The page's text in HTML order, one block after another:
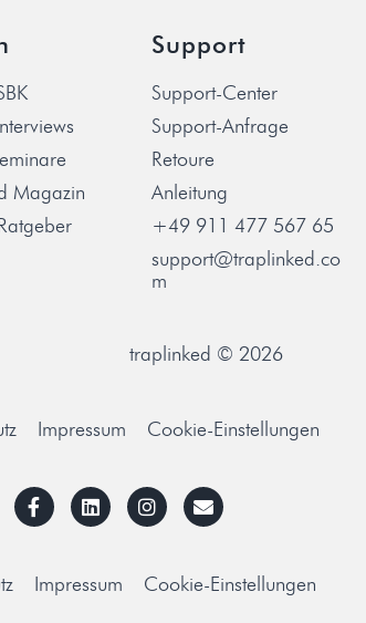
Magazin
Support
Support-Center
Support-Anfrage
Retoure
Anleitung
+49 911 477 567 65
support@traplinked.co
m
traplinked © 2026
Impressum Cookie-Einstellungen
Impressum Cookie-Einstellungen